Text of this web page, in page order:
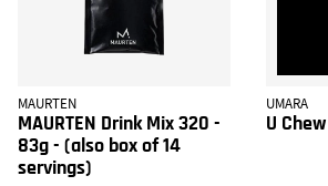
MAURTEN
MAURTEN Drink Mix 320 -
83g - (also box of 14
servings)
UMARA
U